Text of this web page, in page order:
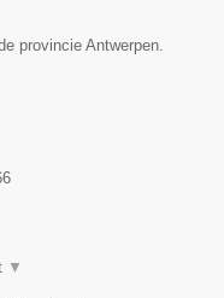
provincie Antwerpen.
▼